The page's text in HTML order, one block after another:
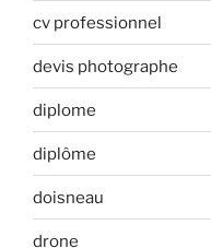
cv professionnel
devis photographe
diplome
diplôme
doisneau
drone